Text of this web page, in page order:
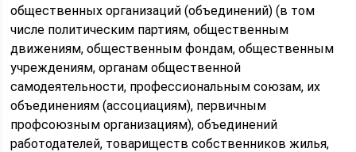
общественных организаций (объединений) (в том
числе политическим партиям, общественным
движениям, общественным фондам, общественным
учреждениям, органам общественной
самодеятельности, профессиональным союзам, их
объединениям (ассоциациям), первичным
профсоюзным организациям), объединений
работодателей, товариществ собственников жилья,